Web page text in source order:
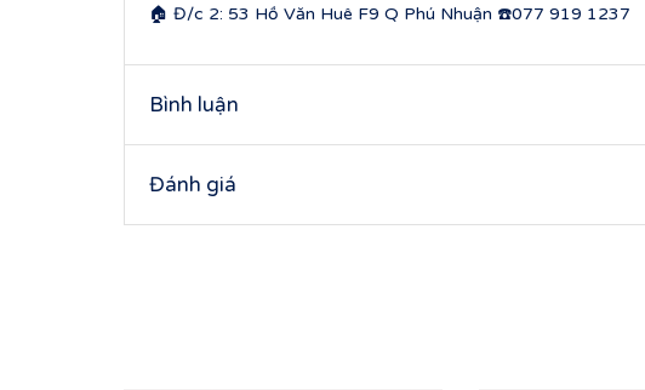
🏠 Đ/c 2: 53 Hồ Văn Huê F9 Q Phú Nhuận ☎️077 919 1237
Bình luận
Đánh giá